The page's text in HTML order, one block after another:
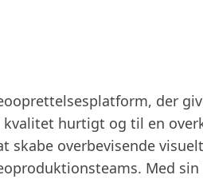
der
hurtigt og til en
skabe overbevisende
Med